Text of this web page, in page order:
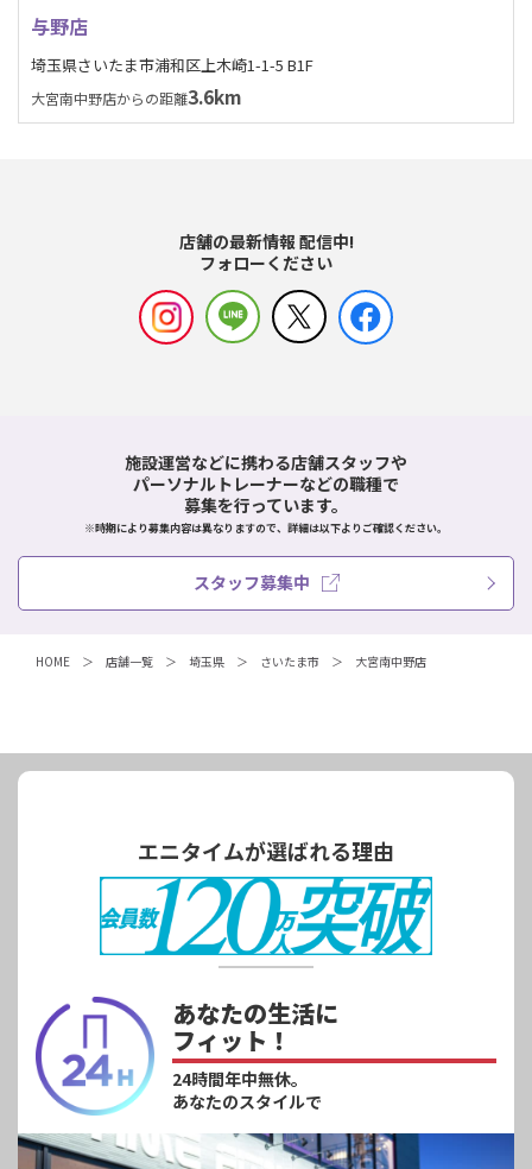
与野店
埼玉県さいたま市浦和区上木崎1-1-5 B1F
大宮南中野店からの距離3.6km
店舗の最新情報 配信中!
フォローください
施設運営などに携わる店舗スタッフや
パーソナルトレーナーなどの職種で
募集を行っています。
※時期により募集内容は異なりますので、詳細は以下よりご確認ください。
スタッフ募集中
HOME 店舗一覧 埼玉県 さいたま市 大宮南中野店
エニタイムが選ばれる理由
あなたの生活に
フィット！
24時間年中無休。
あなたのスタイルで